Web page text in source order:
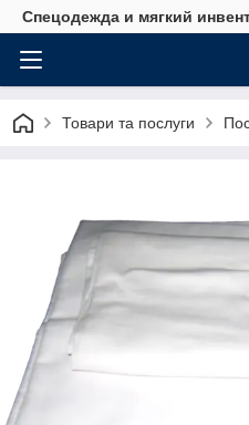
Спецодежда и мягкий
Товари та послуги